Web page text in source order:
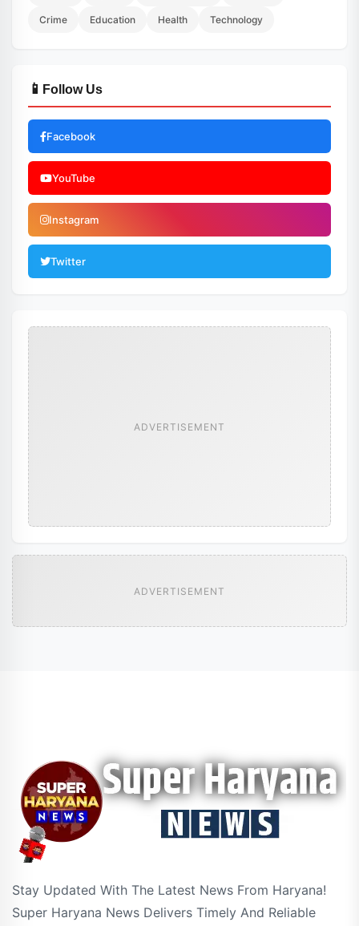
Crime Education Health Technology
📱 Follow Us
Facebook
YouTube
Instagram
Twitter
ADVERTISEMENT
ADVERTISEMENT
Stay Updated With The Latest News From Haryana!
Super Haryana News Delivers Timely And Reliable